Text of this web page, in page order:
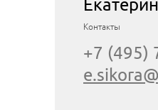
Контакты
+7 (495)